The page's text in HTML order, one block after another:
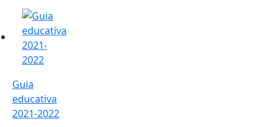
Guia educativa 2021-2022
Guia
educativa
2021-2022